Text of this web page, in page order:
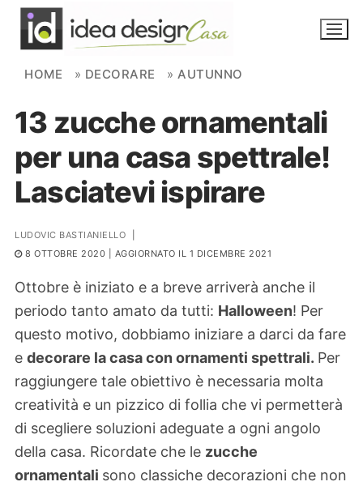
Skip to content
NOVITÀ
AMBIENTI
FAI DA TE
PIANTE
Search for:
HOME » DECORARE » AUTUNNO
13 zucche ornamentali
per una casa spettrale!
Lasciatevi ispirare
LUDOVIC BASTIANIELLO
8 OTTOBRE 2020 | AGGIORNATO IL 1 DICEMBRE 2021
Ottobre è iniziato e a breve arriverà anche il
periodo tanto amato da tutti: Halloween! Per
questo motivo, dobbiamo iniziare a darci da fare
e decorare la casa con ornamenti spettrali. Per
raggiungere tale obiettivo è necessaria molta
creatività e un pizzico di follia che vi permetterà
di scegliere soluzioni adeguate a ogni angolo
della casa. Ricordate che le zucche
ornamentali sono classiche decorazioni che non